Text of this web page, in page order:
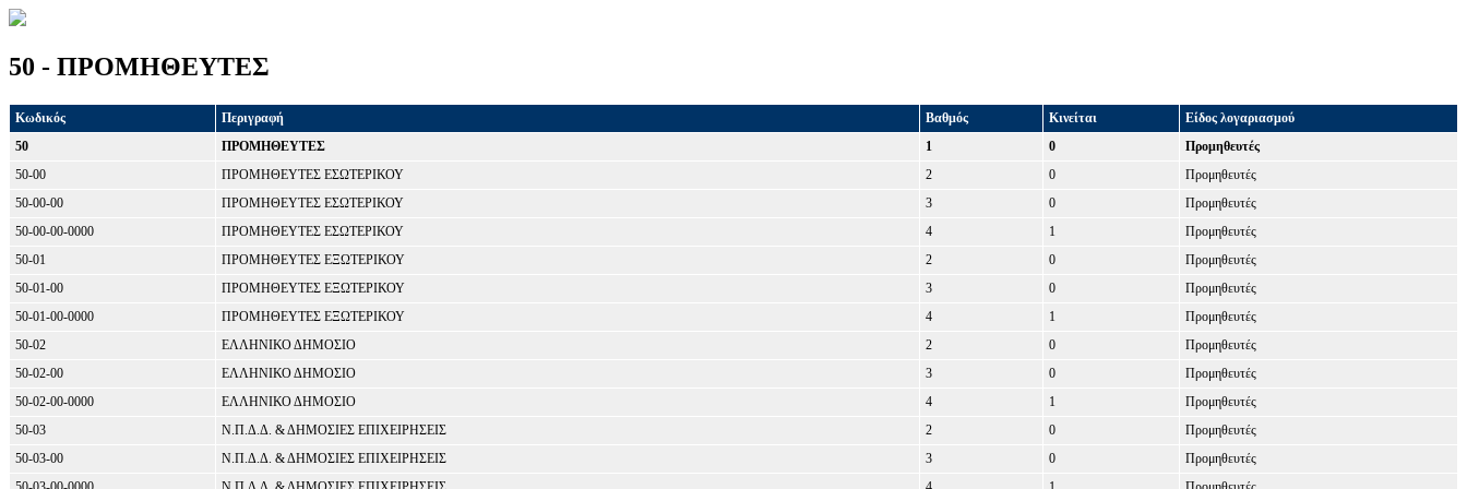
50 - ΠΡΟΜΗΘΕΥΤΕΣ
Κωδικός Περιγραφή Βαθμός Κινείται
Είδος λογαριασμού
50
ΠΡΟΜΗΘΕΥΤΕΣ 1 0
Προμηθευτές
50-00
ΠΡΟΜΗΘΕΥΤΕΣ ΕΣΩΤΕΡΙΚΟΥ 2 0
Προμηθευτές
50-00-00
ΠΡΟΜΗΘΕΥΤΕΣ ΕΣΩΤΕΡΙΚΟΥ 3 0
Προμηθευτές
50-00-00-0000
ΠΡΟΜΗΘΕΥΤΕΣ ΕΣΩΤΕΡΙΚΟΥ 4 1
Προμηθευτές
50-01
ΠΡΟΜΗΘΕΥΤΕΣ ΕΞΩΤΕΡΙΚΟΥ 2 0
Προμηθευτές
50-01-00
ΠΡΟΜΗΘΕΥΤΕΣ ΕΞΩΤΕΡΙΚΟΥ 3 0
Προμηθευτές
50-01-00-0000
ΠΡΟΜΗΘΕΥΤΕΣ ΕΞΩΤΕΡΙΚΟΥ 4 1
Προμηθευτές
50-02
ΕΛΛΗΝΙΚΟ ΔΗΜΟΣΙΟ 2 0
Προμηθευτές
50-02-00
ΕΛΛΗΝΙΚΟ ΔΗΜΟΣΙΟ 3 0
Προμηθευτές
50-02-00-0000
ΕΛΛΗΝΙΚΟ ΔΗΜΟΣΙΟ 4 1
Προμηθευτές
50-03
Ν.Π.Δ.Δ. & ΔΗΜΟΣΙΕΣ ΕΠΙΧΕΙΡΗΣΕΙΣ 2 0
Προμηθευτές
50-03-00
Ν.Π.Δ.Δ. & ΔΗΜΟΣΙΕΣ ΕΠΙΧΕΙΡΗΣΕΙΣ 3 0
Προμηθευτές